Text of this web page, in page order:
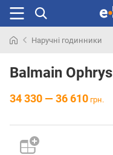
раніше
Наручні годинники
Balmain
34 330 — 36 610 грн.